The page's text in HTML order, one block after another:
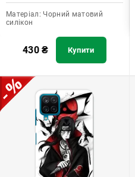
Матеріал: Чорний матовий
силікон
430₴ Купити